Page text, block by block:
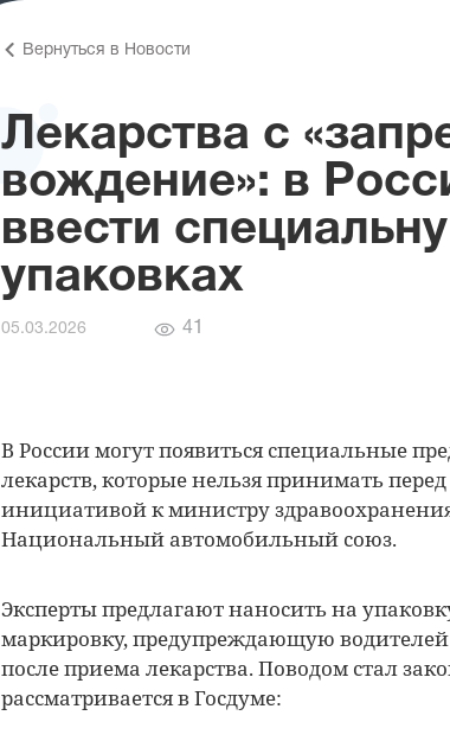
Вернуться в Новости
Лекарства с
вождение»: в
ввести
упаковках
05.03.2026
Количество
41
В России могут появиться специальные
лекарств, которые нельзя принимать
инициативой к министру
Национальный автомобильный союз.
Эксперты предлагают наносить на
маркировку, предупреждающую
после приема лекарства. Поводом стал
рассматривается в Госдуме: